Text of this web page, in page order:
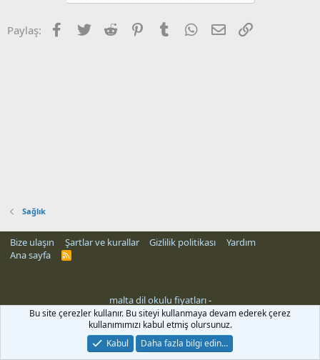
Paylaş: Facebook
Twitter Reddit PinterestTumblr WhatsApp
E-posta
Sağlık
Bize ulaşın Şartlar ve kurallar Gizlilik politikası
Yardım
Ana sayfa
R
malta dil okulu fiyatları-
Bu site çerezler kullanır. Bu siteyi kullanmaya devam ederek çerez
kullanımımızı kabul etmiş olursunuz.
Kabul
Daha fazla bilgi edin…